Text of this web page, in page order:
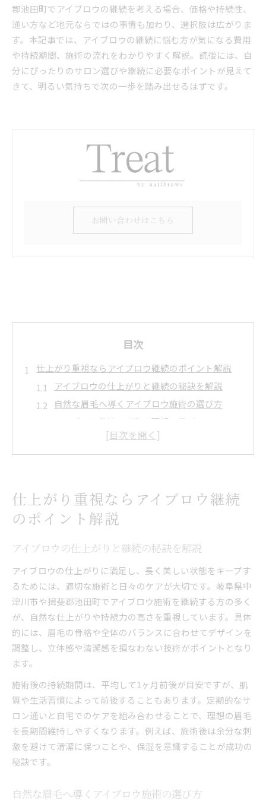
郡池田町でアイブロウの継続を考える場合、価格や持続性、
通い方など地元ならではの事情も加わり、選択肢は広がりま
す。本記事では、アイブロウの継続に悩む方が気になる費用
や持続期間、施術の流れをわかりやすく解説。読後には、自
分にぴったりのサロン選びや継続に必要なポイントが見えて
きて、明るい気持ちで次の一歩を踏み出せるはずです。
お問い合わせはこちら
目次
仕上がり重視ならアイブロウ継続のポイント解説
アイブロウの仕上がりと継続の秘訣を解説
自然な眉毛へ導くアイブロウ施術の選び方
アイブロウ継続で叶える理想の眉デザイン
サロン選びで差がつくアイブロウの仕上がり
アイブロウ継続に必要なケアとコツを紹介
アイブロウ持続期間を伸ばすためのケア方法
日々の生活習慣がアイブロウ継続に与える影響
アイブロウ施術後のリタッチ時期と目安
アイブロウが長持ちする秘訣と注意点
肌質別アイブロウの持続期間と工夫ポイント
自然な印象へ導くアイブロウの最新事情
アイブロウで叶えるナチュラルな眉毛のコツ
最新技術による自然なアイブロウ施術とは
アイブロウ継続がもたらす印象の変化
流行を意識したアイブロウデザインの選び方
眉毛アートの費用とアイブロウ継続の関係性
アイブロウ継続にかかる費用の目安と考え方
費用と持続期間で選ぶアイブロウ施術の特徴
コスパ重視で考えるアイブロウ継続のポイント
初めてでも安心のアイブロウ継続ガイド
仕上がり重視ならアイブロウ継続
のポイント解説
アイブロウの仕上がりと継続の秘訣を解説
アイブロウの仕上がりに満足し、長く美しい状態をキープす
るためには、適切な施術と日々のケアが大切です。岐阜県中
津川市や揖斐郡池田町でアイブロウ施術を継続する方の多く
が、自然な仕上がりや持続力の高さを重視しています。具体
的には、眉毛の骨格や全体のバランスに合わせてデザインを
調整し、立体感や清潔感を損なわない技術がポイントとなり
ます。
施術後の持続期間は、平均して1ヶ月前後が目安ですが、肌
質や生活習慣によって前後することもあります。定期的なサ
ロン通いと自宅でのケアを組み合わせることで、理想の眉毛
を長期間維持しやすくなります。例えば、施術後は余分な刺
激を避けて清潔に保つことや、保湿を意識することが成功の
秘訣です。
自然な眉毛へ導くアイブロウ施術の選び方